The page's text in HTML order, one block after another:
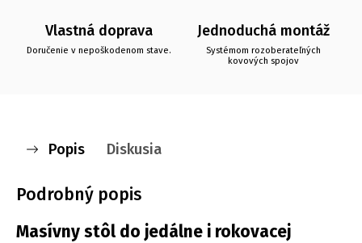
Vlastná doprava
Doručenie v nepoškodenom stave.
Jednoduchá montáž
Systémom rozoberateľných
kovových spojov
Popis Diskusia
Podrobný popis
Masívny stôl do jedálne i rokovacej